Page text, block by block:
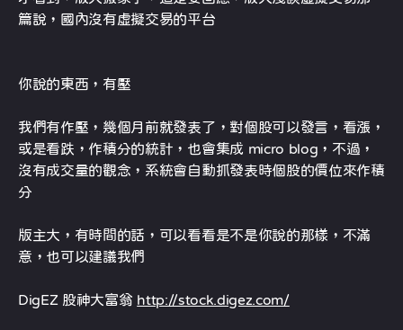
篇說，國內沒有虛擬交易的平台
你說的東西，有壓
我們有作壓，幾個月前就發表了，對個股可以發言，看漲，
或是看跌，作積分的統計，也會集成 micro blog，不過，
沒有成交量的觀念，系統會自動抓發表時個股的價位來作積
分
版主大，有時間的話，可以看看是不是你說的那樣，不滿
意，也可以建議我們
DigEZ 股神大富翁 http://stock.digez.com/